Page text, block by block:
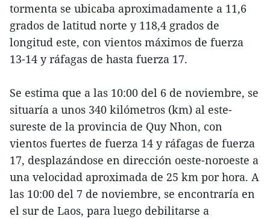
tormenta se ubicaba aproximadamente a 11,6
grados de latitud norte y 118,4 grados de
longitud este, con vientos máximos de fuerza
13-14 y ráfagas de hasta fuerza 17.
Se estima que a las 10:00 del 6 de noviembre, se
situaría a unos 340 kilómetros (km) al este-
sureste de la provincia de Quy Nhon, con
vientos fuertes de fuerza 14 y ráfagas de fuerza
17, desplazándose en dirección oeste-noroeste a
una velocidad aproximada de 25 km por hora. A
las 10:00 del 7 de noviembre, se encontraría en
el sur de Laos, para luego debilitarse a